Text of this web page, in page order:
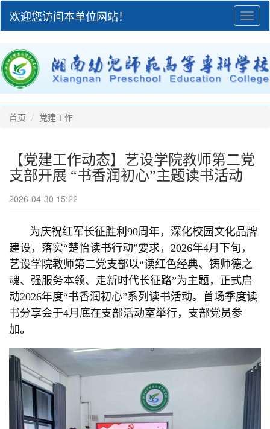
欢迎您访问本单位网站！
首页 党建工作
【党建工作动态】艺设学院教师第二党
支部开展 “书香润初心”主题读书活动
2026-04-30 15:22
为庆祝红军长征胜利90周年，深化校园文化品牌
建设，落实“楚怡读书行动”要求，2026年4月下旬，
艺设学院教师第二党支部以“读红色经典、铸师德之
魂、强服务本领、走新时代长征路”为主题，正式启
动2026年度“书香润初心”系列读书活动。首场季度读
书分享会于4月底在支部活动室举行，支部党员参
加。